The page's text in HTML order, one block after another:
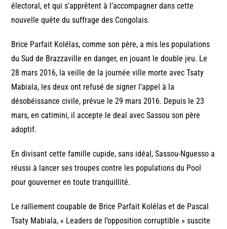
électoral, et qui s’apprêtent à l’accompagner dans cette
nouvelle quête du suffrage des Congolais.
Brice Parfait Kolélas, comme son père, a mis les populations
du Sud de Brazzaville en danger, en jouant le double jeu. Le
28 mars 2016, la veille de la journée ville morte avec Tsaty
Mabiala, les deux ont refusé de signer l’appel à la
désobéissance civile, prévue le 29 mars 2016. Depuis le 23
mars, en catimini, il accepte le deal avec Sassou son père
adoptif.
En divisant cette famille cupide, sans idéal, Sassou-Nguesso a
réussi à lancer ses troupes contre les populations du Pool
pour gouverner en toute tranquillité.
Le ralliement coupable de Brice Parfait Kolélas et de Pascal
Tsaty Mabiala, « Leaders de l’opposition corruptible » suscite